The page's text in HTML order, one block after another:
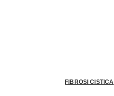
FIBROSI CISTICA